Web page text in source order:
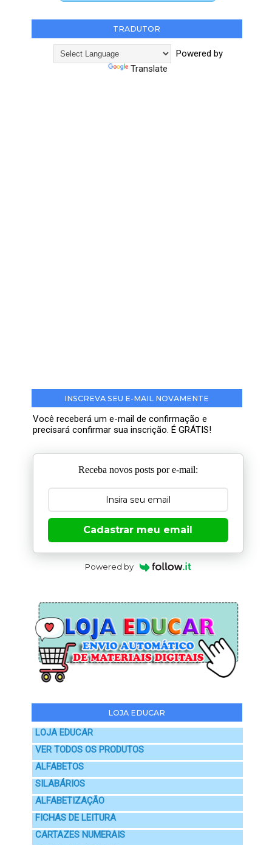
TRADUTOR
Powered by
Translate
INSCREVA SEU E-MAIL NOVAMENTE
Você receberá um e-mail de confirmação e
precisará confirmar sua inscrição. É GRÁTIS!
Receba novos posts por e-mail:
Cadastrar meu email
Powered by
LOJA EDUCAR
LOJA EDUCAR
VER TODOS OS PRODUTOS
ALFABETOS
SILABÁRIOS
ALFABETIZAÇÃO
FICHAS DE LEITURA
CARTAZES NUMERAIS